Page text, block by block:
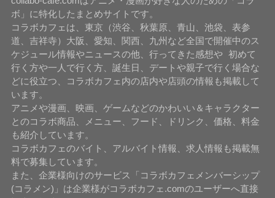
ボ」に特化したまとめサイトです。
コラボカフェは、東京（渋谷、秋葉原、青山、池袋、表参
道、吉祥寺）大阪、愛知、関西、九州など全国で開催中のス
ケジュール情報やニュースの他、行ってきた感想や 初めて
行く方や一人で行く方、誕生日、デートや親子で行く場合な
どに役立つ、コラボカフェ内の店内や店頭の情報も掲載して
います。
アニメや漫画、映画、ゲームなどのかわいい＆キャラクター
とのコラボ商品、メニュー、フード、ドリンク、価格、料金
も紹介しています。
コラボカフェのバイト、アルバイト情報、求人情報も掲載無
料で募集しています。
また、企業様向けのサービス「コラボカフェメンバーシップ
(コラメン)」は企業様がコラボカフェ.comのユーザーへ直接